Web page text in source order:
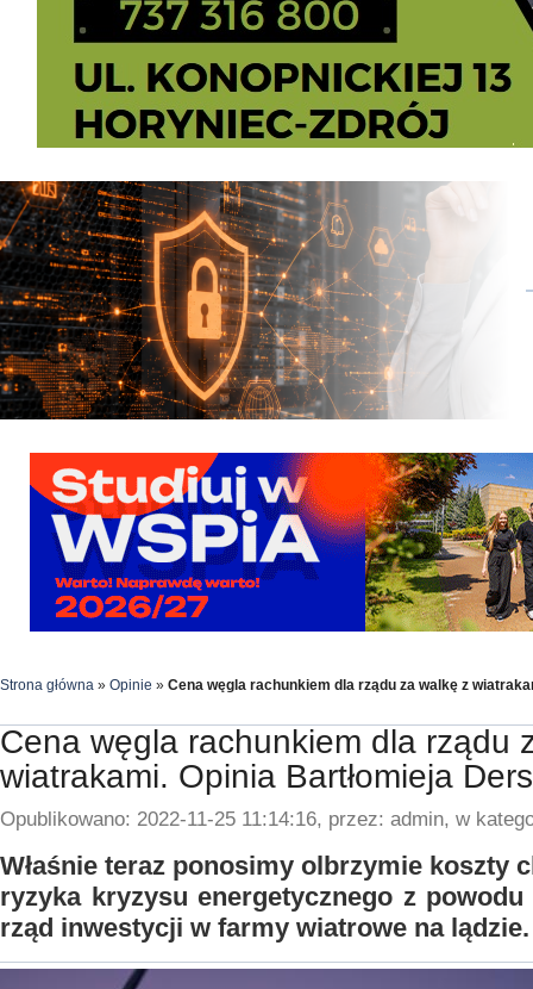
Strona główna » Opinie » Cena węgla rachunkiem dla rządu za walkę z
Cena węgla rachunkiem dla rządu
wiatrakami. Opinia Bartłomieja
Opublikowano: 2022-11-25 11:14:16, przez: admin, w
Właśnie teraz ponosimy olbrzymie koszty
ryzyka kryzysu energetycznego z
rząd inwestycji w farmy wiatrowe na lądzie.